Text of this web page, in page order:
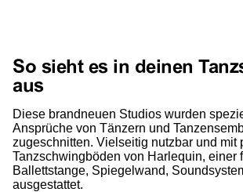
So sieht es in deinen
aus
Diese brandneuen Studios wurden
Ansprüche von Tänzern und
zugeschnitten. Vielseitig nutzbar und mit
Tanzschwingböden von Harlequin, einer
Ballettstange, Spiegelwand,
ausgestattet.